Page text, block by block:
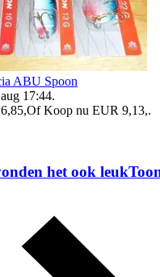
ABU Spoon
17:44.
,Of Koop nu EUR 9,13,.
het ook leuk